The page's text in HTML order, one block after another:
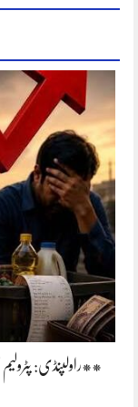
**راولپنڈی: